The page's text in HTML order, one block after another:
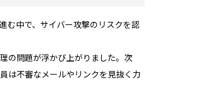
む中で、サイバー攻撃のリスクを認
の問題が浮かび上がりました。次
は不審なメールやリンクを見抜く力